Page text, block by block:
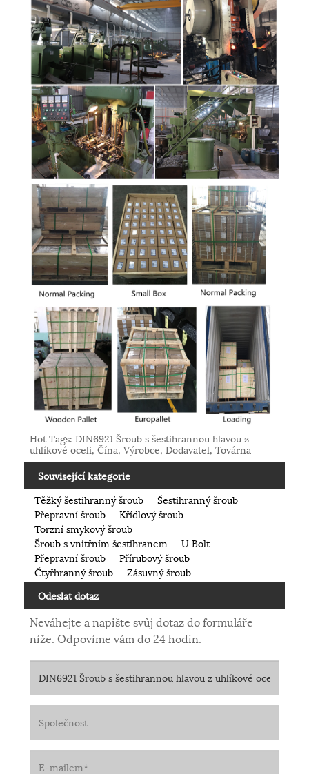
Hot Tags: DIN6921 Šroub s šestihrannou hlavou z
uhlíkové oceli, Čína, Výrobce, Dodavatel, Továrna
Související kategorie
Těžký šestihranný šroub
Šestihranný šroub
Přepravní šroub
Křídlový šroub
Torzní smykový šroub
Šroub s vnitřním šestihranem
U Bolt
Přepravní šroub
Přírubový šroub
Čtyřhranný šroub
Zásuvný šroub
Odeslat dotaz
Neváhejte a napište svůj dotaz do formuláře
níže. Odpovíme vám do 24 hodin.